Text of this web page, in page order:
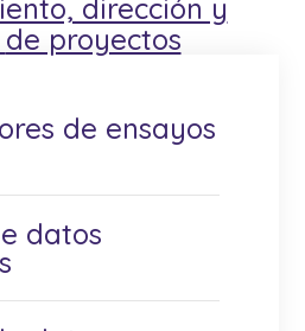
dirección y
de proyectos
de ensayos
datos